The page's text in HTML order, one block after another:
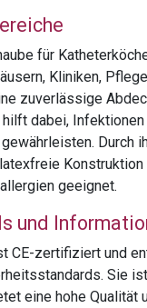
für
Kliniken,
zuverlässige
hilft dabei,
Durch
geeignet.
und
CE-zertifiziert und
Sie
eine hohe Qualität